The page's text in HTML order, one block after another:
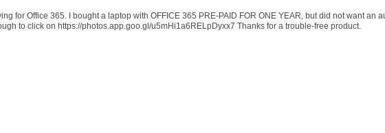
for Office 365. I bought a laptop with OFFICE 365 PRE-PAID FOR ONE YEAR, but did not want
to click on https://photos.app.goo.gl/u5mHi1a6RELpDyxx7 Thanks for a trouble-free product.